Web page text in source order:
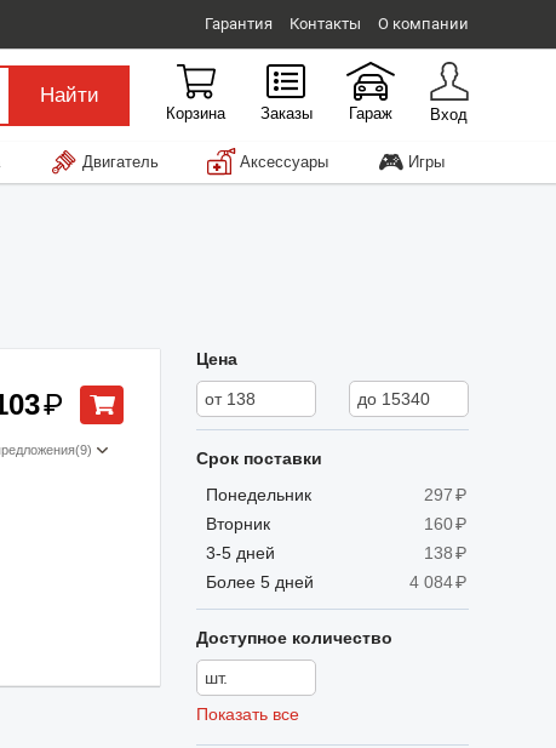
Гарантия Контакты О компании
Найти
Корзина Заказы Гараж Вход
Двигатель Аксессуары 🎮 Игры
₽
(9)
Цена
Срок поставки
Понедельник
297₽
Вторник
160₽
3-5 дней
138₽
Более 5 дней
4 084₽
Доступное количество
Показать все